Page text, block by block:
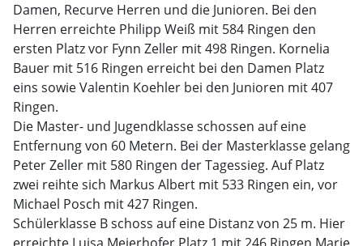
Damen, Recurve Herren und die Junioren. Bei den
Herren erreichte Philipp Weiß mit 584 Ringen den
ersten Platz vor Fynn Zeller mit 498 Ringen. Kornelia
Bauer mit 516 Ringen erreicht bei den Damen Platz
eins sowie Valentin Koehler bei den Junioren mit 407
Ringen.
Die Master- und Jugendklasse schossen auf eine
Entfernung von 60 Metern. Bei der Masterklasse gelang
Peter Zeller mit 580 Ringen der Tagessieg. Auf Platz
zwei reihte sich Markus Albert mit 533 Ringen ein, vor
Michael Posch mit 427 Ringen.
Schülerklasse B schoss auf eine Distanz von 25 m. Hier